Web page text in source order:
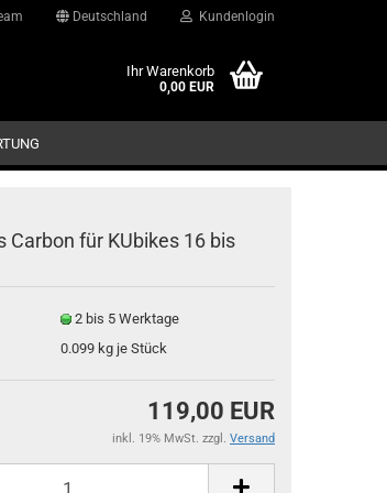
Deutschland Kundenlogin
vergessen?
Ihr Warenkorb
0,00 EUR
Carbon für KUbikes 16 bis
2 bis 5 Werktage
0.099 kg je Stück
119,00 EUR
inkl. 19% MwSt. zzgl. Versand